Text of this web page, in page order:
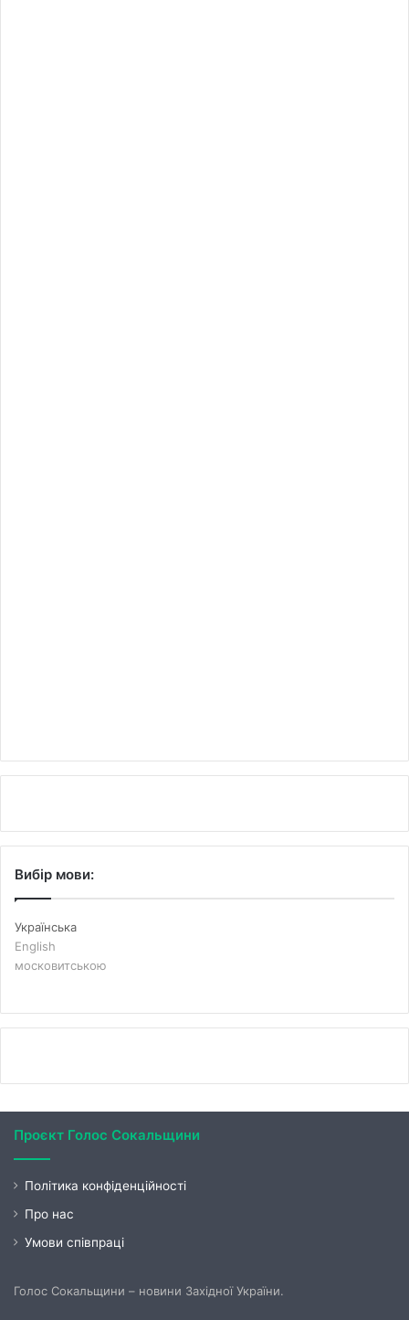
Вибір мови:
Українська
English
московитською
Проєкт Голос Сокальщини
Політика конфіденційності
Про нас
Умови співпраці
Голос Сокальщини – новини Західної України.